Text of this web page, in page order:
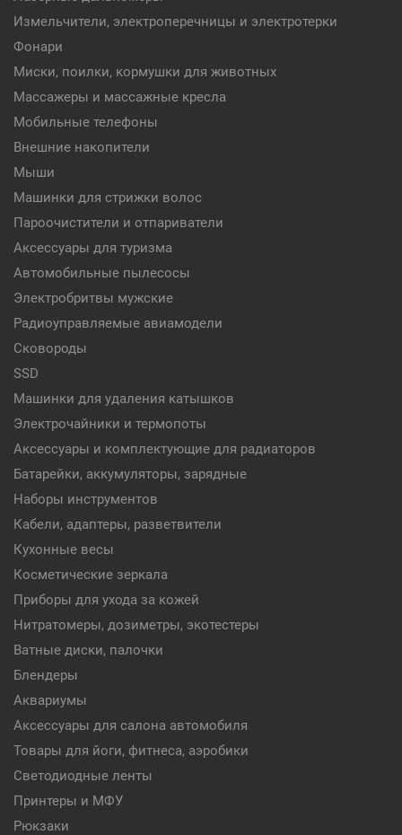
Измельчители, электроперечницы и электротерки
Фонари
Миски, поилки, кормушки для животных
Массажеры и массажные кресла
Мобильные телефоны
Внешние накопители
Мыши
Машинки для стрижки волос
Пароочистители и отпариватели
Аксессуары для туризма
Автомобильные пылесосы
Электробритвы мужские
Радиоуправляемые авиамодели
Сковороды
SSD
Машинки для удаления катышков
Электрочайники и термопоты
Аксессуары и комплектующие для радиаторов
Батарейки, аккумуляторы, зарядные
Наборы инструментов
Кабели, адаптеры, разветвители
Кухонные весы
Косметические зеркала
Приборы для ухода за кожей
Нитратомеры, дозиметры, экотестеры
Ватные диски, палочки
Блендеры
Аквариумы
Аксессуары для салона автомобиля
Товары для йоги, фитнеса, аэробики
Светодиодные ленты
Принтеры и МФУ
Рюкзаки